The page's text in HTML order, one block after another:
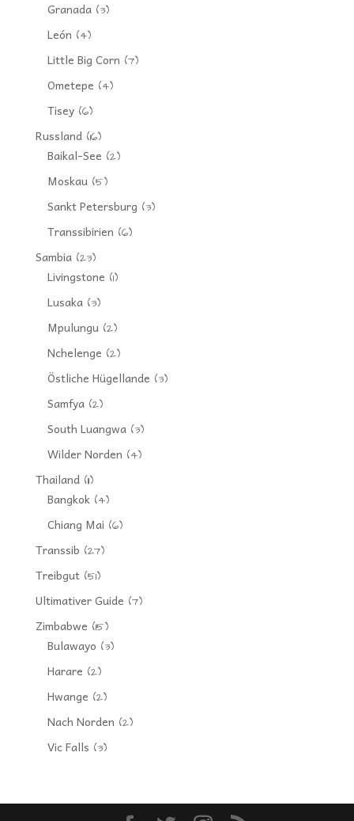
Granada(3)
León (4)
Little Big Corn (7)
Ometepe (4)
Tisey(6)
Russland(16)
Baikal-See (2)
Moskau(5)
Sankt Petersburg (3)
Transsibirien (6)
Sambia(23)
Livingstone (1)
Lusaka(3)
Mpulungu(2)
Nchelenge (2)
Östliche Hügellande (3)
Samfya(2)
South Luangwa(3)
Wilder Norden (4)
Thailand(11)
Bangkok(4)
Chiang Mai (6)
Transsib (27)
Treibgut(51)
Ultimativer Guide (7)
Zimbabwe (15)
Bulawayo (3)
Harare (2)
Hwange (2)
Nach Norden (2)
Vic Falls (3)